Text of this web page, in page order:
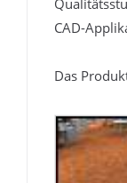
CAD-
Das